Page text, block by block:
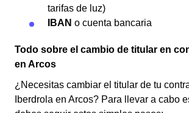
tarifas de luz)
IBAN o cuenta bancaria
Todo sobre el cambio de titular en
en Arcos
¿Necesitas cambiar el titular de tu
Iberdrola en Arcos? Para llevar a cabo